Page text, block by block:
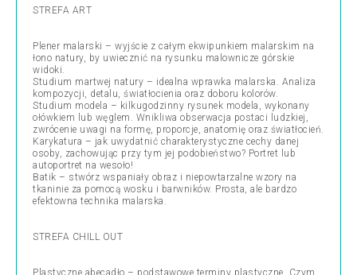
STREFA ART
Plener malarski – wyjście z całym ekwipunkiem malarskim na
łono natury, by uwiecznić na rysunku malownicze górskie
widoki.
Studium martwej natury – idealna wprawka malarska. Analiza
kompozycji, detalu, światłocienia oraz doboru kolorów.
Studium modela – kilkugodzinny rysunek modela, wykonany
ołówkiem lub węglem. Wnikliwa obserwacja postaci ludzkiej,
zwrócenie uwagi na formę, proporcje, anatomię oraz światłocień.
Karykatura – jak uwydatnić charakterystyczne cechy danej
osoby, zachowując przy tym jej podobieństwo? Portret lub
autoportret na wesoło!
Batik – stwórz wspaniały obraz i niepowtarzalne wzory na
tkaninie za pomocą wosku i barwników. Prosta, ale bardzo
efektowna technika malarska.
STREFA CHILL OUT
Plastyczne abecadło – podstawowe terminy plastyczne. Czym